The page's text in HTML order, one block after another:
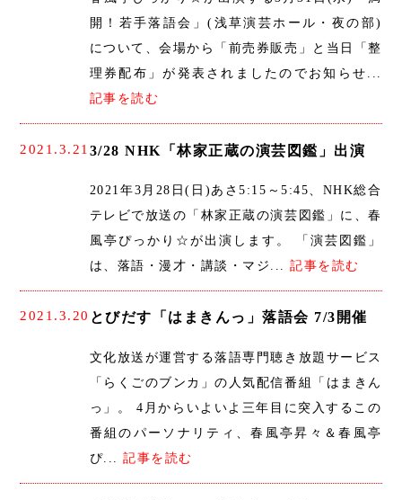
開！若手落語会」(浅草演芸ホール・夜の部)
について、会場から「前売券販売」と当日「整
理券配布」が発表されましたのでお知らせ...
記事を読む
2021.3.21 3/28 NHK「林家正蔵の演芸図鑑」出演
2021年3月28日(日)あさ5:15～5:45、NHK総合
テレビで放送の「林家正蔵の演芸図鑑」に、春
風亭ぴっかり☆が出演します。 「演芸図鑑」
は、落語・漫才・講談・マジ...記事を読む
2021.3.20 とびだす「はまきんっ」落語会 7/3開催
文化放送が運営する落語専門聴き放題サービス
「らくごのブンカ」の人気配信番組「はまきん
っ」。 4月からいよいよ三年目に突入するこの
番組のパーソナリティ、春風亭昇々＆春風亭
ぴ...記事を読む